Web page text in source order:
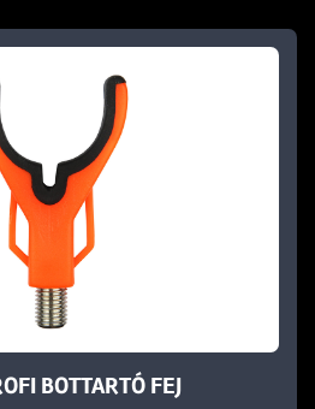
BOTTARTÓ FEJ